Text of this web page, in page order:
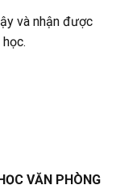
và nhận được
VĂN PHÒNG